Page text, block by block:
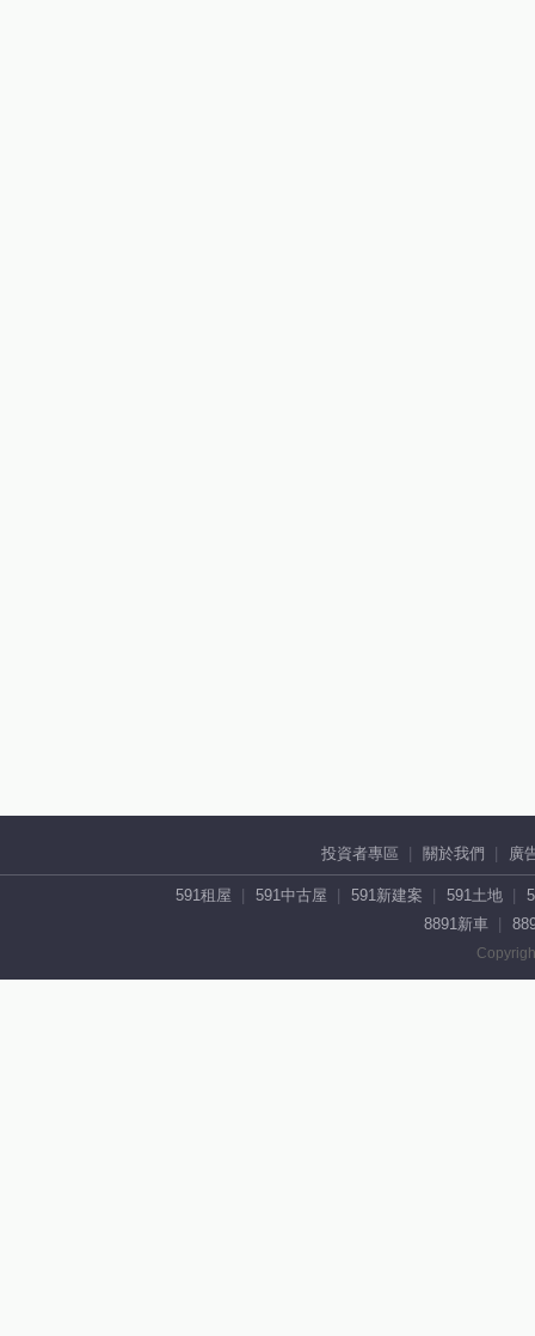
投資者專區 關於我們 廣
591租屋 591中古屋 591新建案 591土地
8891新車